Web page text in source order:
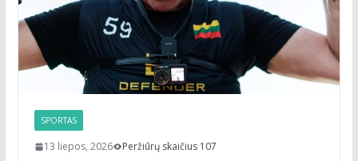
SPORTAS
13 liepos, 2026 Peržiūrų skaičius 107